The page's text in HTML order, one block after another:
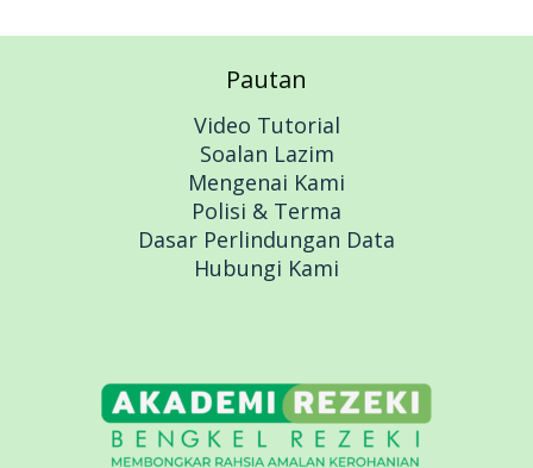
Pautan
Video Tutorial
Soalan Lazim
Mengenai Kami
Polisi & Terma
Dasar Perlindungan Data
Hubungi Kami